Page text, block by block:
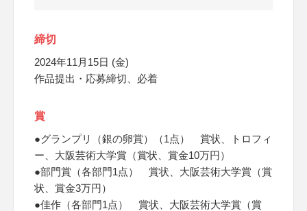
締切
2024年11月15日 (金)
作品提出・応募締切、必着
賞
●グランプリ（銀の卵賞）（1点） 賞状、トロフィ
ー、大阪芸術大学賞（賞状、賞金10万円）
●部門賞（各部門1点） 賞状、大阪芸術大学賞（賞
状、賞金3万円）
●佳作（各部門1点） 賞状、大阪芸術大学賞（賞